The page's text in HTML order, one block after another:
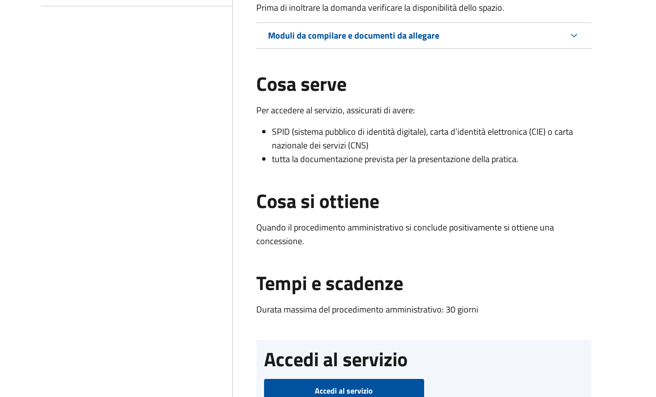
Prima di inoltrare la domanda verificare la disponibilità dello spazio.
Moduli da compilare e documenti da allegare
Cosa serve
Per accedere al servizio, assicurati di avere:
SPID (sistema pubblico di identità digitale), carta d’identità elettronica (CIE) o carta
nazionale dei servizi (CNS)
tutta la documentazione prevista per la presentazione della pratica.
Cosa si ottiene
Quando il procedimento amministrativo si conclude positivamente si ottiene una
concessione.
Tempi e scadenze
Durata massima del procedimento amministrativo: 30 giorni
Accedi al servizio
Accedi al servizio